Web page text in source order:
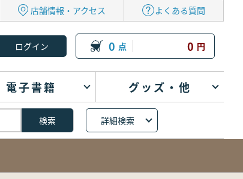
店舗情報・アクセス よくある質問
0 点 0 円
電子書籍 グッズ・他
詳細検索